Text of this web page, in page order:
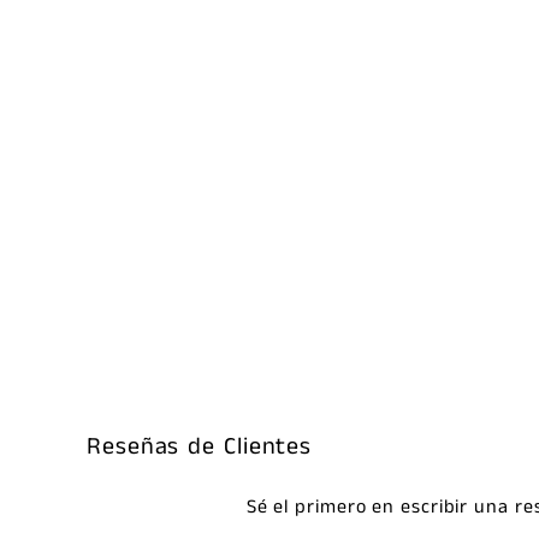
Reseñas de Clientes
Sé el primero en escribir una